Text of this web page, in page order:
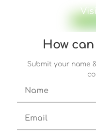
How
Submit your name